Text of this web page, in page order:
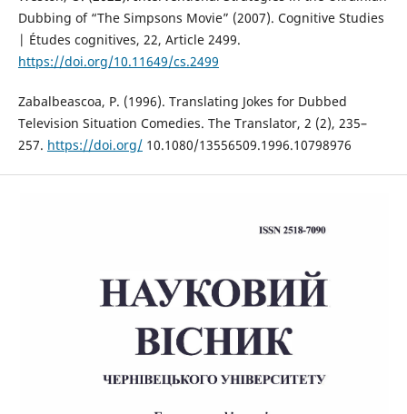
Dubbing of “The Simpsons Movie” (2007). Cognitive Studies
| Études cognitives, 22, Article 2499.
https://doi.org/10.11649/cs.2499
Zabalbeascoa, P. (1996). Translating Jokes for Dubbed
Television Situation Comedies. The Translator, 2 (2), 235–
257. https://doi.org/10.1080/13556509.1996.10798976